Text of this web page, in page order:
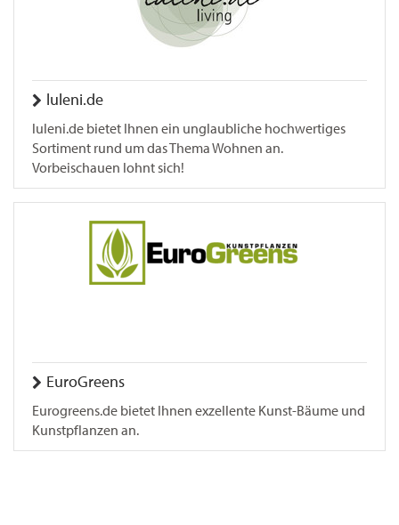
luleni.de
luleni.de bietet Ihnen ein unglaubliche hochwertiges
Sortiment rund um das Thema Wohnen an.
Vorbeischauen lohnt sich!
EuroGreens
Eurogreens.de bietet Ihnen exzellente Kunst-Bäume und
Kunstpflanzen an.